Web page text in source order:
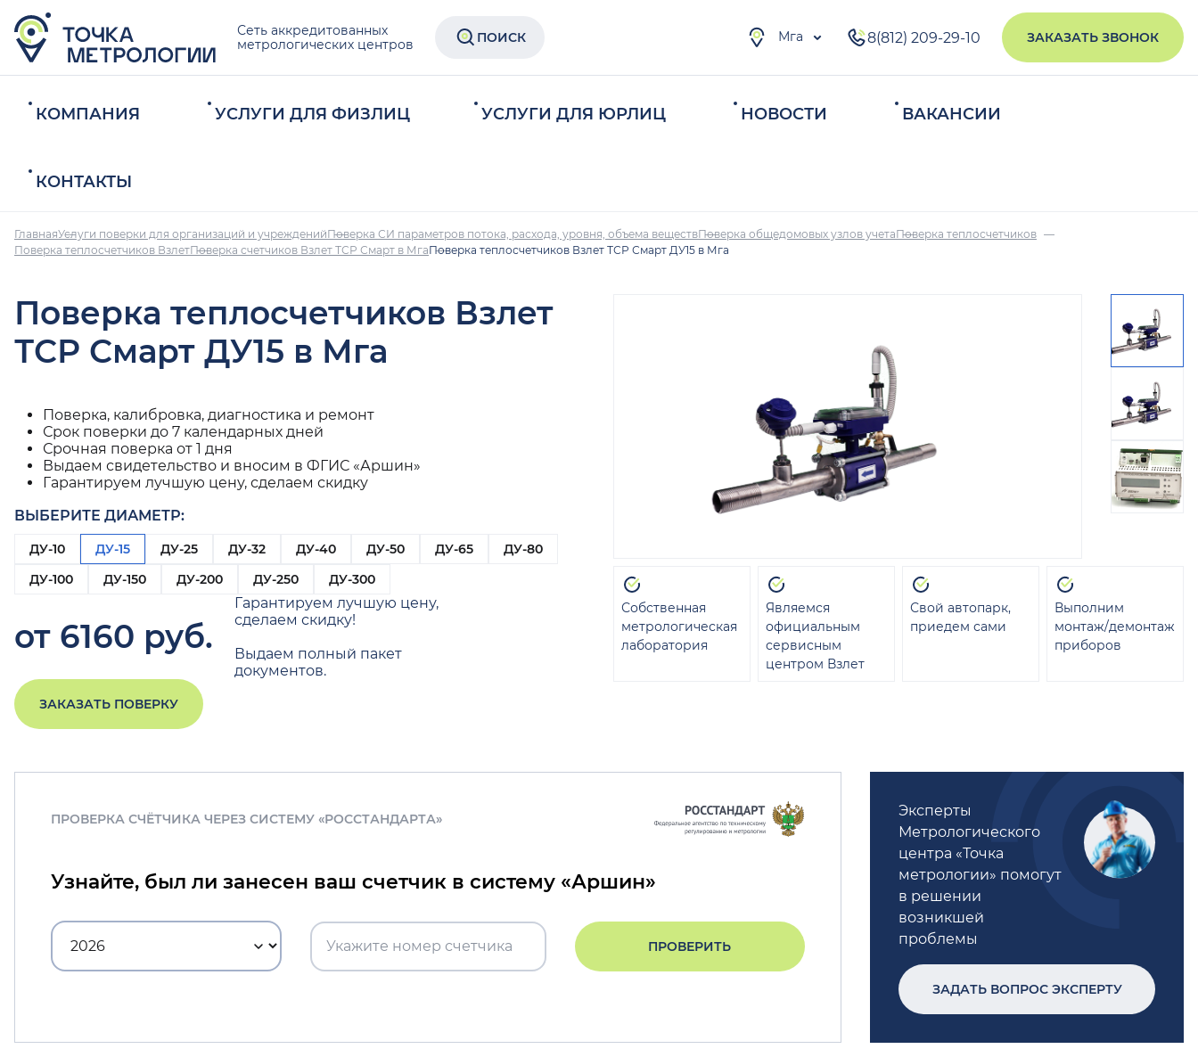
Сеть аккредитованных
метрологических центров
ПОИСК Мга 8(812) 209-29-10 ЗАКАЗАТЬ ЗВОНОК
КОМПАНИЯ УСЛУГИ ДЛЯ ФИЗЛИЦ УСЛУГИ ДЛЯ ЮРЛИЦ НОВОСТИ ВАКАНСИИ
КОНТАКТЫ
ГлавнаяУслуги поверки для организаций и учрежденийПоверка СИ параметров потока, расхода, уровня, объема веществПоверка общедомовых узлов учетаПоверка теплосчетчиков
Поверка теплосчетчиков ВзлетПоверка счетчиков Взлет ТСР Смарт в МгаПоверка теплосчетчиков Взлет ТСР Смарт ДУ15 в Мга
Поверка теплосчетчиков Взлет
ТСР Смарт ДУ15 в Мга
Поверка, калибровка, диагностика и ремонт
Срок поверки до 7 календарных дней
Срочная поверка от 1 дня
Выдаем свидетельство и вносим в ФГИС «Аршин»
Гарантируем лучшую цену, сделаем скидку
ВЫБЕРИТЕ ДИАМЕТР:
ДУ-10 ДУ-15 ДУ-25 ДУ-32 ДУ-40 ДУ-50 ДУ-65
ДУ-80
ДУ-100
ДУ-150 ДУ-200 ДУ-250 ДУ-300
от 6160 руб.
Гарантируем лучшую цену,
сделаем скидку!
Выдаем полный пакет
документов.
ЗАКАЗАТЬ ПОВЕРКУ
Собственная
метрологическая
лаборатория
Являемся
официальным
сервисным
центром Взлет
Свой автопарк,
приедем сами
Выполним
монтаж/демонтаж
приборов
ПРОВЕРКА СЧЁТЧИКА ЧЕРЕЗ СИСТЕМУ «РОССТАНДАРТА»
Узнайте, был ли занесен ваш счетчик в систему «Аршин»
ПРОВЕРИТЬ
Эксперты
Метрологического
центра «Точка
метрологии» помогут
в решении
возникшей
проблемы
ЗАДАТЬ ВОПРОС ЭКСПЕРТУ